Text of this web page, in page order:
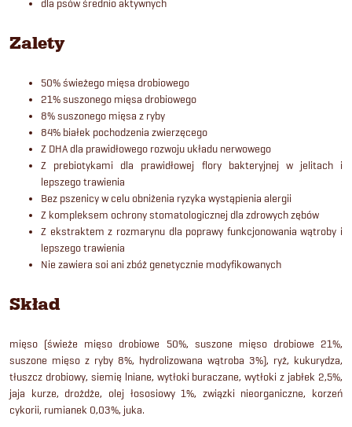
dla psów średnio aktywnych
Zalety
50% świeżego mięsa drobiowego
21% suszonego mięsa drobiowego
8% suszonego mięsa z ryby
84% białek pochodzenia zwierzęcego
Z DHA dla prawidłowego rozwoju układu nerwowego
Z prebiotykami dla prawidłowej flory bakteryjnej w jelitach i
lepszego trawienia
Bez pszenicy w celu obniżenia ryzyka wystąpienia alergii
Z kompleksem ochrony stomatologicznej dla zdrowych zębów
Z ekstraktem z rozmarynu dla poprawy funkcjonowania wątroby i
lepszego trawienia
Nie zawiera soi ani zbóż genetycznie modyfikowanych
Skład
mięso (świeże mięso drobiowe 50%, suszone mięso drobiowe 21%,
suszone mięso z ryby 8%, hydrolizowana wątroba 3%), ryż, kukurydza,
tłuszcz drobiowy, siemię lniane, wytłoki buraczane, wytłoki z jabłek 2,5%,
jaja kurze, drożdże, olej łososiowy 1%, związki nieorganiczne, korzeń
cykorii, rumianek 0,03%, juka.